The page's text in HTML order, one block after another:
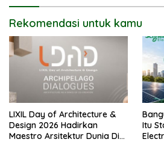
Rekomendasi untuk kamu
LIXIL Day of Architecture &
Design 2026 Hadirkan
Maestro Arsitektur Dunia Di
Itu